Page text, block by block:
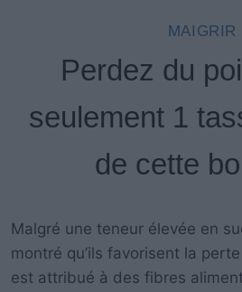
MAIGRIR
Perdez du
seulement 1
de cette
Malgré une teneur élevée en
montré qu’ils favorisent la
est attribué à des fibres